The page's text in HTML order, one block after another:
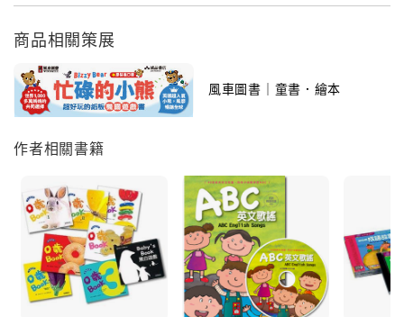
商品功能:
1. 不用剪刀，動動小手就可以做出的182種不同風格的
2. 讓孩子在動手操作的過程中，訓練手腦並用的協調能
力，並增進小肌肉的發展。
提升孩子的成就感。
商品相關策展
風車圖書｜童書．繪本
作者相關書籍